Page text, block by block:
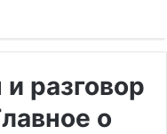
разговор
о